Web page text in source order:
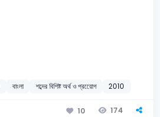
বাংলা শব্দের বিশিষ্ট অর্থ ও প্রয়োেগ 2010
10 174